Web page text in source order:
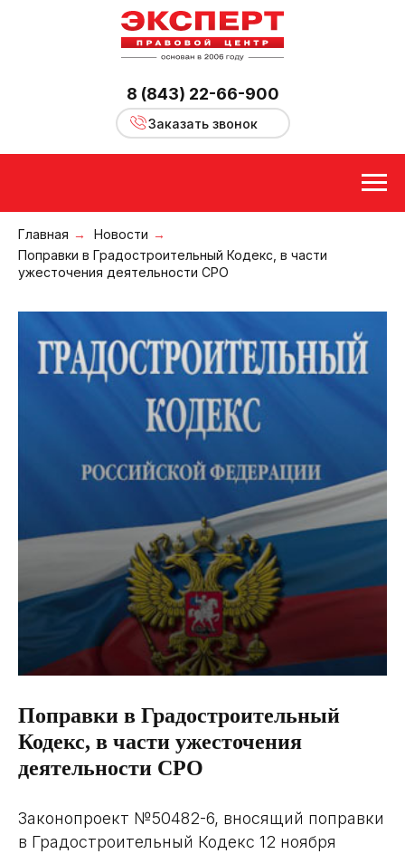
8 (843) 22-66-900
Заказать звонок
Главная → Новости →
Поправки в Градостроительный Кодекс, в части
ужесточения деятельности СРО
Поправки в Градостроительный
Кодекс, в части ужесточения
деятельности СРО
Законопроект №50482-6, вносящий поправки
в Градостроительный Кодекс 12 ноября